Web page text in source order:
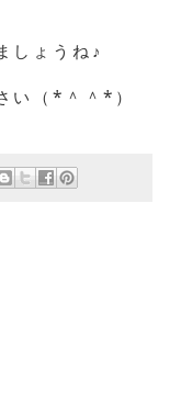
しょうね♪
い（*＾＾*）